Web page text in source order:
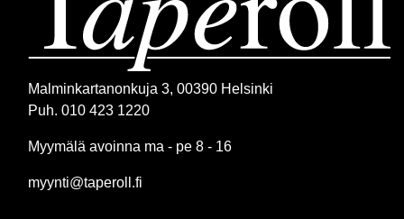
Malminkartanonkuja 3, 00390 Helsinki
Puh. 010 423 1220
Myymälä avoinna ma - pe 8 - 16
myynti@taperoll.fi